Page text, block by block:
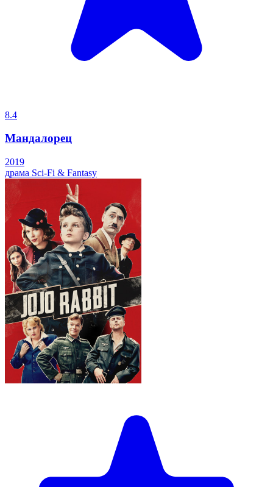
8.4
Мандалорец
2019
драма Sci-Fi & Fantasy